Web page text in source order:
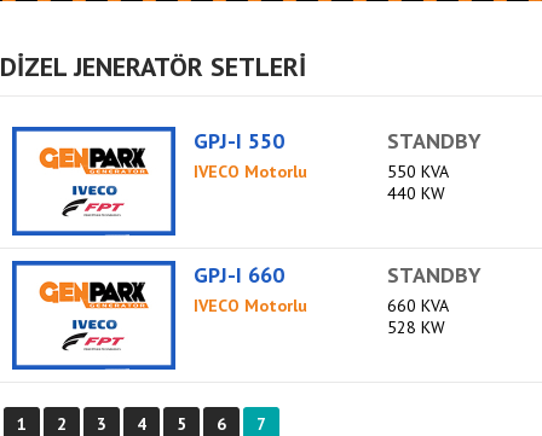
DİZEL JENERATÖR SETLERİ
GPJ-I 550
IVECO Motorlu
STANDBY
550 KVA
440 KW
GPJ-I 660
IVECO Motorlu
STANDBY
660 KVA
528 KW
1 2 3 4 5 6 7